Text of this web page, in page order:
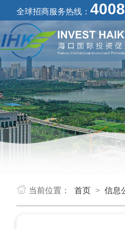
全球招商服务热线：
当前位置： 首页 > 信息